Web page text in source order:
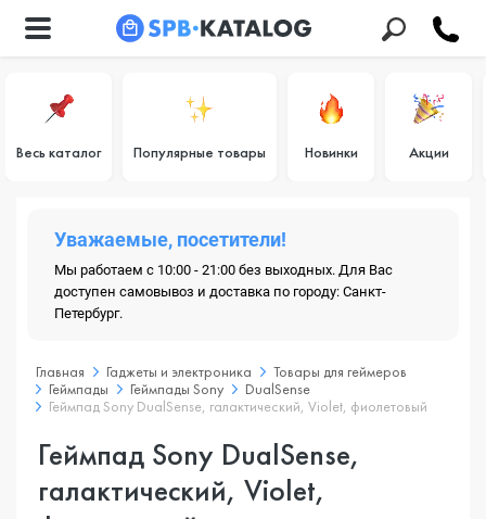
Весь каталог Популярные товары Новинки Акции
Уважаемые, посетители!
Мы работаем с 10:00 - 21:00 без выходных. Для Вас
доступен самовывоз и доставка по городу: Санкт-
Петербург.
Главная Гаджеты и электроника
Товары для геймеров
Геймпады
Геймпады Sony
DualSense
Геймпад Sony DualSense, галактический, Violet, фиолетовый
Геймпад Sony DualSense,
галактический, Violet,